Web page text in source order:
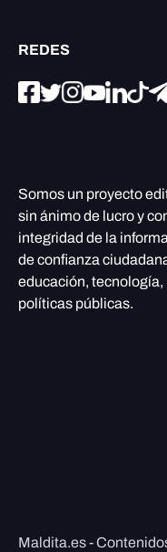
REDES
Somos un proyecto
sin ánimo de lucro y
integridad de la
de confianza
educación,
políticas públicas.
Maldita.es -